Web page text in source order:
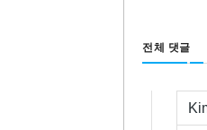
전체 댓글